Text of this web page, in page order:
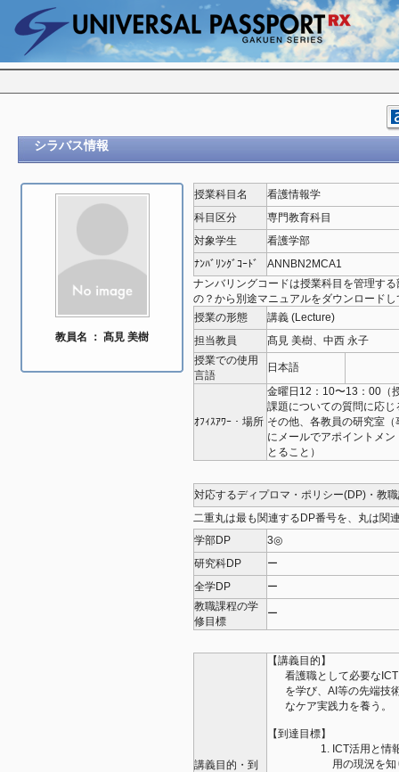
シラバス情報
教員名 ： 髙見 美樹
授業科目名
看護情報学
科目区分
専門教育科目
対象学生
看護学部
ﾅﾝﾊﾞﾘﾝｸﾞｺｰﾄﾞ
ANNBN2MCA1
ナンバリングコードは授業科目を管理す
の？から別途マニュアルをダウンロード
授業の形態
講義 (Lecture)
担当教員
髙見 美樹、中西 永子
授業での使用
言語
日本語
ｵﾌｨｽｱﾜｰ・場所
金曜日12：10〜13：00（
課題についての質問に応じ
その他、各教員の研究室（
にメールでアポイントメン
とること）
対応するディプロマ・ポリシー(DP)・教
二重丸は最も関連するDP番号を、丸は関
学部DP
3◎
研究科DP
ー
全学DP
ー
教職課程の学
修目標
ー
講義目的・到
【講義目的】
看護職として必要な
を学び、AI等の先端技
なケア実践力を養う。
【到達目標】
ICT活用と情
用の現況を